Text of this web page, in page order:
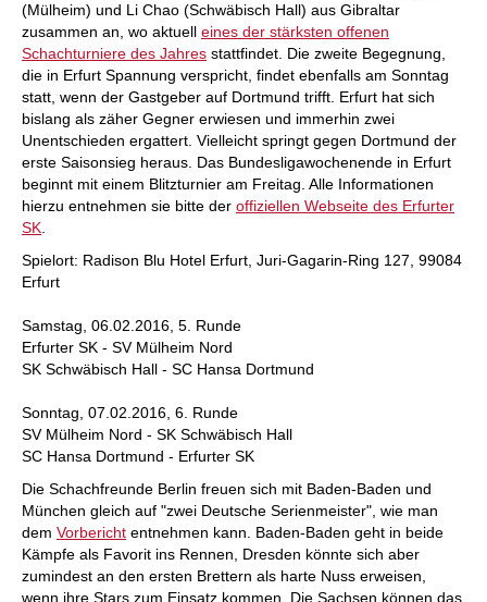
(Mülheim) und Li Chao (Schwäbisch Hall) aus Gibraltar
zusammen an, wo aktuell eines der stärksten offenen
Schachturniere des Jahres stattfindet. Die zweite Begegnung,
die in Erfurt Spannung verspricht, findet ebenfalls am Sonntag
statt, wenn der Gastgeber auf Dortmund trifft. Erfurt hat sich
bislang als zäher Gegner erwiesen und immerhin zwei
Unentschieden ergattert. Vielleicht springt gegen Dortmund der
erste Saisonsieg heraus. Das Bundesligawochenende in Erfurt
beginnt mit einem Blitzturnier am Freitag. Alle Informationen
hierzu entnehmen sie bitte der offiziellen Webseite des Erfurter
SK
Spielort: Radison Blu Hotel Erfurt, Juri-Gagarin-Ring 127, 99084
Erfurt
Samstag, 06.02.2016, 5. Runde
Erfurter SK - SV Mülheim Nord
SK Schwäbisch Hall - SC Hansa Dortmund
Sonntag, 07.02.2016, 6. Runde
SV Mülheim Nord - SK Schwäbisch Hall
SC Hansa Dortmund - Erfurter SK
Die Schachfreunde Berlin freuen sich mit Baden-Baden und
München gleich auf "zwei Deutsche Serienmeister", wie man
dem Vorbericht entnehmen kann. Baden-Baden geht in beide
Kämpfe als Favorit ins Rennen, Dresden könnte sich aber
zumindest an den ersten Brettern als harte Nuss erweisen,
wenn ihre Stars zum Einsatz kommen. Die Sachsen können das